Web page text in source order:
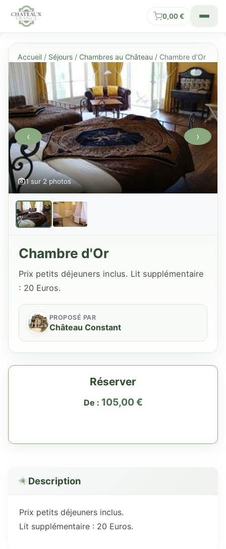
0,00€
Accueil / Séjours / Chambres au Château / Chambre d’Or
1 sur 2 photos
‹ ›
Chambre d'Or
Prix petits déjeuners inclus. Lit supplémentaire
: 20 Euros.
PROPOSÉ PAR
Château Constant
Réserver
De : 105,00€
Description
Prix petits déjeuners inclus.
Lit supplémentaire : 20 Euros.